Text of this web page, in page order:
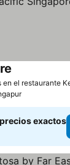
en el restaurante
exactos